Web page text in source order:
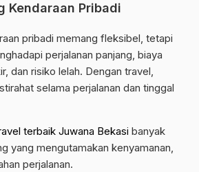
Kendaraan Pribadi
pribadi memang fleksibel, tetapi
perjalanan panjang, biaya
dan risiko lelah. Dengan travel,
selama perjalanan dan tinggal
terbaik Juwana Bekasi banyak
yang mengutamakan kenyamanan,
perjalanan.